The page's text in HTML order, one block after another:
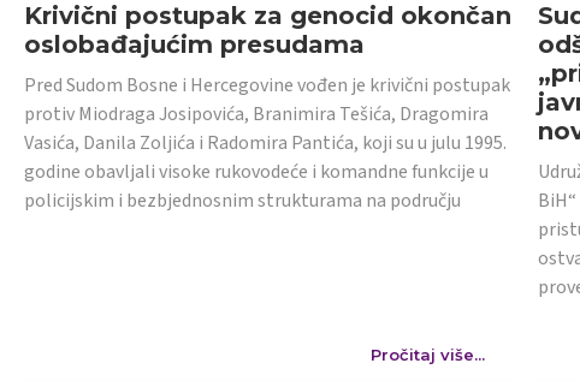
Krivični postupak za genocid okončan
oslobađajućim presudama
Pred Sudom Bosne i Hercegovine vođen je krivični postupak
protiv Miodraga Josipovića, Branimira Tešića, Dragomira
Vasića, Danila Zoljića i Radomira Pantića, koji su u julu 1995.
godine obavljali visoke rukovodeće i komandne funkcije u
policijskim i bezbjednosnim strukturama na području
Pročitaj više...